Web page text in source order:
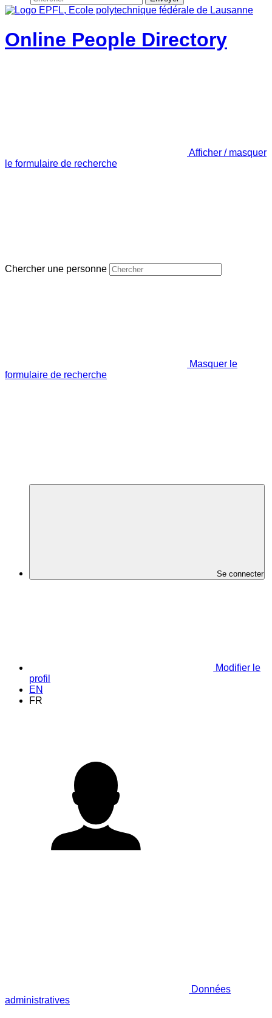
Online People Directory
Afficher / masquer
le formulaire de recherche
Chercher une personne
Masquer le
formulaire de recherche
Se connecter
Modifier le
profil
EN
FR
Données
administratives